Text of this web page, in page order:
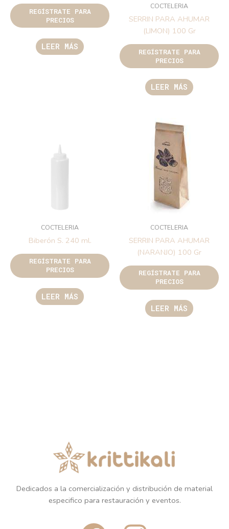
REGÍSTRATE PARA
PRECIOS
LEER MÁS
COCTELERIA
SERRIN PARA AHUMAR
(LIMON) 100 Gr
REGÍSTRATE PARA
PRECIOS
LEER MÁS
COCTELERIA
Biberón S. 240 ml.
REGÍSTRATE PARA
PRECIOS
LEER MÁS
COCTELERIA
SERRIN PARA AHUMAR
(NARANJO) 100 Gr
REGÍSTRATE PARA
PRECIOS
LEER MÁS
Dedicados a la comercialización y distribución de material
especifico para restauración y eventos.